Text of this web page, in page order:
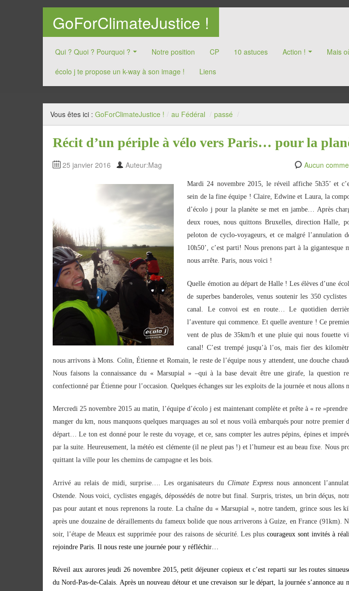
GoForClimateJustice !
Qui ? Quoi ? Pourquoi ? Notre position CP 10 astuces Action ! Mais
écolo j te propose un k-way à son image !
Liens
GoForClimateJustice !
Vous êtes ici : GoForClimateJustice ! / au Fédéral / passé /
Récit d’un périple à vélo vers Paris… pour la
25 janvier 2016 Auteur:Mag Aucun
Mardi 24 novembre 2015, le réveil affiche 5h35’ et
sein de la fine équipe ! Claire, Edwine et Laura, la
d’écolo j pour la planète se met en jambe… Après
deux roues, nous quittons Bruxelles, direction Halle,
peloton de cyclo-voyageurs, et ce malgré l’annulation
10h50’, c’est parti! Nous prenons part à la gigantesque
nous arrête. Paris, nous voici !
Quelle émotion au départ de Halle ! Les élèves d’une
de superbes banderoles, venus soutenir les 350
canal. Le convoi est en route… Le quotidien
l’aventure qui commence. Et quelle aventure ! Ce
vent de plus de 35km/h et une pluie qui nous fouette
canal! C’est trempé jusqu’à l’os, mais fier des
nous arrivons à Mons. Colin, Étienne et Romain, le reste de l’équipe nous y attendent, une douche
Nous faisons la connaissance du « Marsupial » –qui à la base devait être une girafe, la question
confectionné par Étienne pour l’occasion. Quelques échanges sur les exploits de la journée et nous allons
Mercredi 25 novembre 2015 au matin, l’équipe d’écolo j est maintenant complète et prête à « re
manger du km, nous manquons quelques marquages au sol et nous voilà embarqués pour notre premier
départ… Le ton est donné pour le reste du voyage, et ce, sans compter les autres pépins, épines et
par la suite. Heureusement, la météo est clémente (il ne pleut pas !) et l’humeur est au beau fixe. Nous
quittant la ville pour les chemins de campagne et les bois.
Arrivé au relais de midi, surprise…. Les organisateurs du Climate Expressnous annoncent
Ostende. Nous voici, cyclistes engagés, dépossédés de notre but final. Surpris, tristes, un brin déçus,
pas pour autant et nous reprenons la route. La chaîne du « Marsupial », notre tandem, grince sous les
après une douzaine de déraillements du fameux bolide que nous arriverons à Guize, en France (91km).
soir, l’étape de Meaux est supprimée pour des raisons de sécurité. Les pluscourageux sont invités à
rejoindre Paris. Il nous reste une journée pour y réfléchir…
Réveil aux aurores jeudi 26 novembre 2015, petit déjeuner copieux et c’est reparti sur les routes
du Nord-Pas-de-Calais. Après un nouveau détour et une crevaison sur le départ, la journée s’annonce